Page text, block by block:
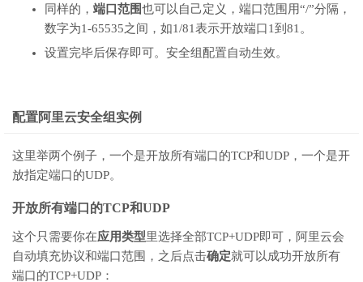
同样的， 端口范围也可以自己定义，端口范围用“/”分隔，
数字为1-65535之间，如1/81表示开放端口1到81。
设置完毕后保存即可。安全组配置自动生效。
配置阿里云安全组实例
这里举两个例子，一个是开放所有端口的TCP和UDP，一个是开
放指定端口的UDP。
开放所有端口的TCP和UDP
这个只需要你在应用类型里选择全部TCP+UDP即可，阿里云会
自动填充协议和端口范围，之后点击确定就可以成功开放所有
端口的TCP+UDP：